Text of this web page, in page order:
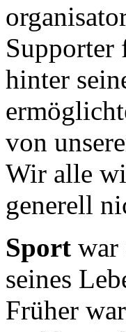
Supporter
hinter
von
Wir alle
generell
Sport war
seines
Früher